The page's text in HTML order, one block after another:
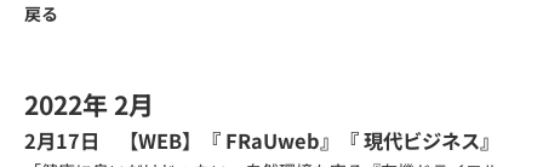
戻る
2022年 2月
2月17日 【WEB】『 FRaUweb』『現代ビジネス』